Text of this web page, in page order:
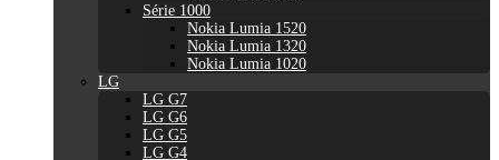
Série 1000
Nokia Lumia 1520
Nokia Lumia 1320
Nokia Lumia 1020
LG
LG G7
LG G6
LG G5
LG G4